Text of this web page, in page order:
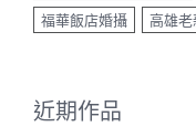
福華飯店婚攝
高雄
近期作品